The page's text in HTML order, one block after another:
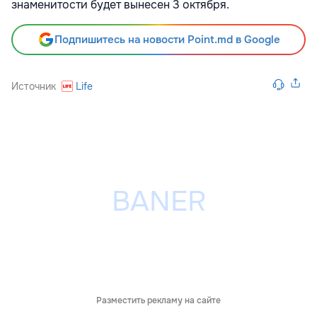
знаменитости будет вынесен 3 октября.
Подпишитесь на новости Point.md в Google
Источник Life
Разместить рекламу на сайте